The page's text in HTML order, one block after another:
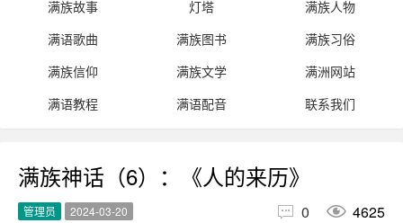
满族故事
灯塔
满族人物
满语歌曲
满族图书
满族习俗
满族信仰
满族文学
满洲网站
满语教程
满语配音 联系我们
满族神话（6）：《人的来历》
管理员 2024-03-20  0  4625